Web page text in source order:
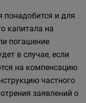
понадобится и для
капитала на
погашение
в случае, если
на компенсацию
частного
заявлений о